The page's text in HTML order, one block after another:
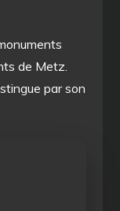
de Metz.
par son